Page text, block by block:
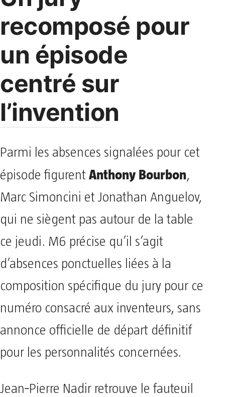
recomposé pour
un épisode
centré sur
l’invention
Parmi les absences signalées pour cet
épisode figurent Anthony Bourbon,
Marc Simoncini et Jonathan Anguelov,
qui ne siègent pas autour de la table
ce jeudi. M6 précise qu’il s’agit
d’absences ponctuelles liées à la
composition spécifique du jury pour ce
numéro consacré aux inventeurs, sans
annonce officielle de départ définitif
pour les personnalités concernées.
Jean‑Pierre Nadir retrouve le fauteuil